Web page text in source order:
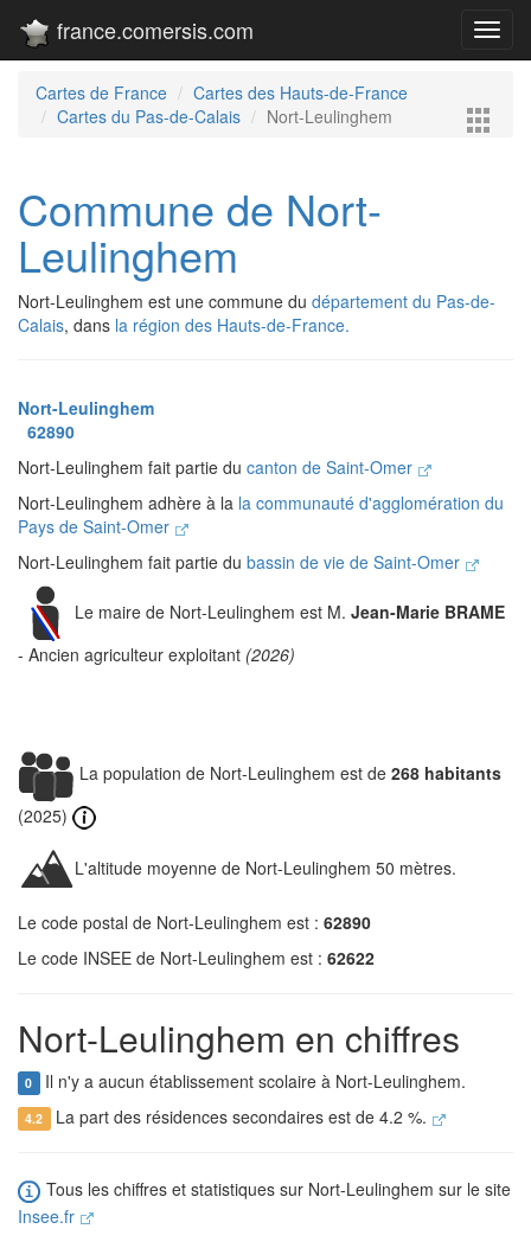
france.comersis.com
Cartes de France
Cartes des Hauts-de-France
Cartes du Pas-de-Calais
Nort-Leulinghem
Commune de Nort-
Leulinghem
Nort-Leulinghem est une commune du département du Pas-de-
Calais, dans la région des Hauts-de-France.
Nort-Leulinghem
62890
Nort-Leulinghem fait partie du canton de Saint-Omer
Nort-Leulinghem adhère à la la communauté d'agglomération du
Pays de Saint-Omer
Nort-Leulinghem fait partie du bassin de vie de Saint-Omer
Le maire de Nort-Leulinghem est M. Jean-Marie BRAME
- Ancien agriculteur exploitant (2026)
La population de Nort-Leulinghem est de 268 habitants
(2025)
L'altitude moyenne de Nort-Leulinghem 50 mètres.
Le code postal de Nort-Leulinghem est : 62890
Le code INSEE de Nort-Leulinghem est : 62622
Nort-Leulinghem en chiffres
0 Il n'y a aucun établissement scolaire à Nort-Leulinghem.
4.2 La part des résidences secondaires est de 4.2 %.
Tous les chiffres et statistiques sur Nort-Leulinghem sur le site
Insee.fr